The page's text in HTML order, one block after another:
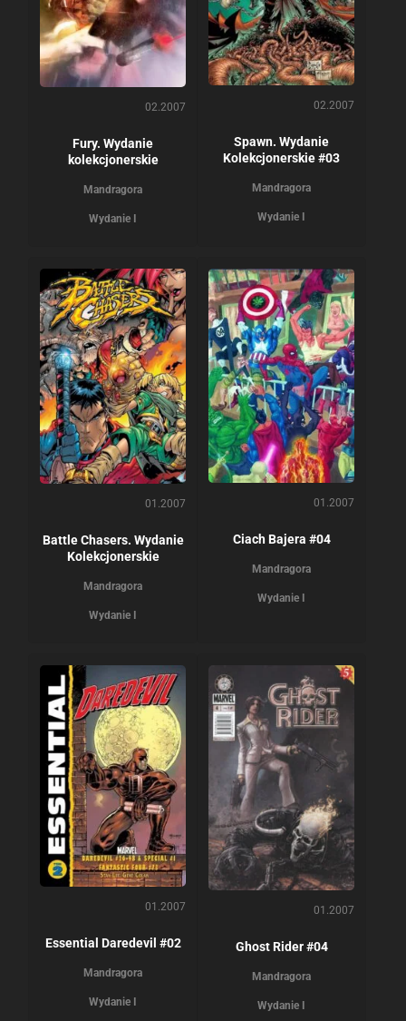
02.2007
Fury. Wydanie
kolekcjonerskie
Mandragora
Wydanie I
02.2007
Spawn. Wydanie
Kolekcjonerskie #03
Mandragora
Wydanie I
01.2007
Battle Chasers. Wydanie
Kolekcjonerskie
Mandragora
Wydanie I
01.2007
Ciach Bajera #04
Mandragora
Wydanie I
01.2007
Essential Daredevil #02
Mandragora
Wydanie I
01.2007
Ghost Rider #04
Mandragora
Wydanie I